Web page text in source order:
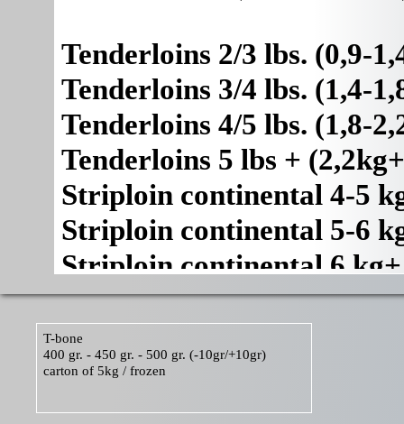
Tenderloins 2/3 lbs. (0,9-
Tenderloins 3/4 lbs. (1,4-
Tenderloins 4/5 lbs. (1,8-
Tenderloins 5 lbs +
Striploin continental 4-5
Striploin continental 5-6
Striploin continental 6 kg+
Striploin chain off
Striploin steak ready
Striploin Scan Trim Pad
Cube roll 1,5-2,0 kg
T-bone
400 gr. - 450 gr. - 500 gr. (-10gr/+10gr)
carton of 5kg / frozen